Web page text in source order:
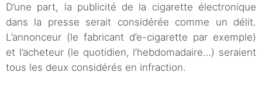
D’une part, la publicité de la cigarette électronique
dans la presse serait considérée comme un délit.
L’annonceur (le fabricant d’e-cigarette par exemple)
et l’acheteur (le quotidien, l’hebdomadaire…) seraient
tous les deux considérés en infraction.